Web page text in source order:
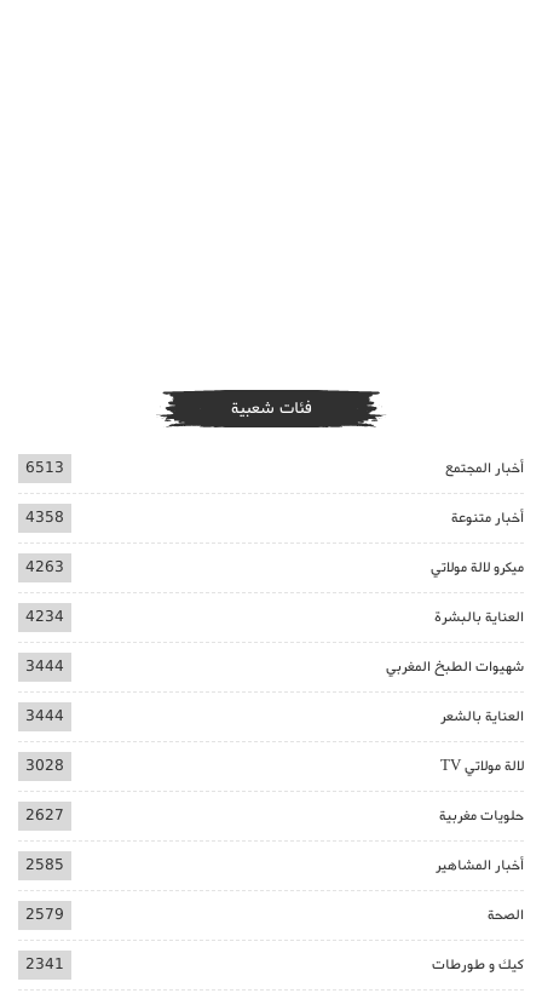
فئات شعبية
أخبار المجتمع 6513
أخبار متنوعة 4358
ميكرو لالة مولاتي 4263
العناية بالبشرة 4234
شهيوات الطبخ المغربي 3444
العناية بالشعر 3444
لالة مولاتي TV 3028
حلويات مغربية 2627
أخبار المشاهير 2585
الصحة 2579
كيك و طورطات 2341